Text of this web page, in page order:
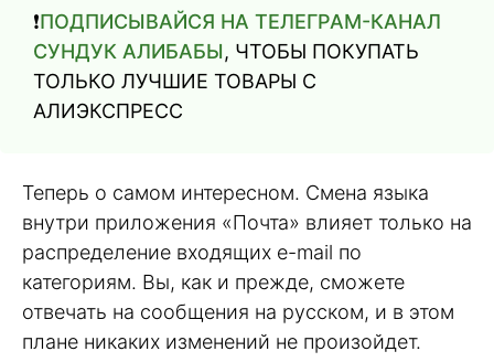
❗️ПОДПИСЫВАЙСЯ НА ТЕЛЕГРАМ-КАНАЛ
СУНДУК АЛИБАБЫ, ЧТОБЫ ПОКУПАТЬ
ТОЛЬКО ЛУЧШИЕ ТОВАРЫ С
АЛИЭКСПРЕСС
Теперь о самом интересном. Смена языка
внутри приложения «Почта» влияет только на
распределение входящих e-mail по
категориям. Вы, как и прежде, сможете
отвечать на сообщения на русском, и в этом
плане никаких изменений не произойдет.